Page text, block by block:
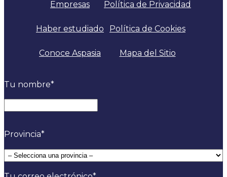
Empresas
Haber estudiado
Conoce Aspasia
Política de Privacidad
Política de Cookies
Mapa del Sitio
Tu nombre*
Provincia*